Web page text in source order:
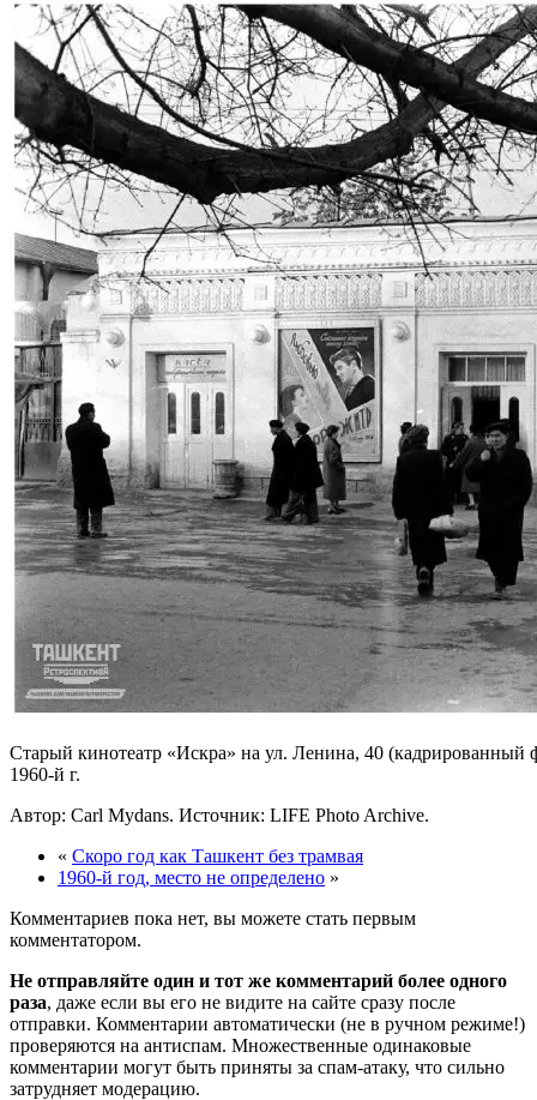
Старый кинотеатр «Искра» на ул. Ленина, 40 (кадрированный
1960-й г.
Автор: Carl Mydans. Источник: LIFE Photo Arсhive.
« Скоро год как Ташкент без трамвая
1960-й год, место не определено »
Комментариев пока нет, вы можете стать первым
комментатором.
Не отправляйте один и тот же комментарий более одного
раза, даже если вы его не видите на сайте сразу после
отправки. Комментарии автоматически (не в ручном режиме!)
проверяются на антиспам. Множественные одинаковые
комментарии могут быть приняты за спам-атаку, что сильно
затрудняет модерацию.